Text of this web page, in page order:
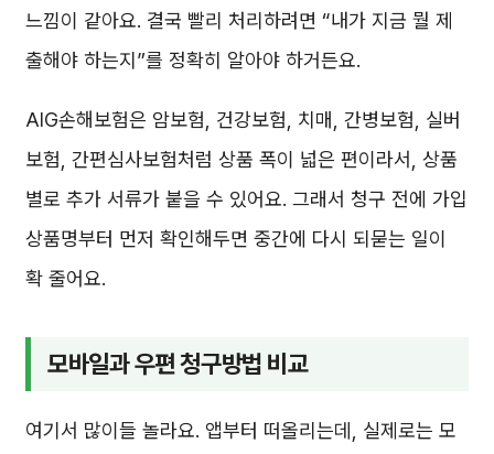
느낌이 같아요. 결국 빨리 처리하려면 “내가 지금 뭘 제
출해야 하는지”를 정확히 알아야 하거든요.
AIG손해보험은 암보험, 건강보험, 치매, 간병보험, 실버
보험, 간편심사보험처럼 상품 폭이 넓은 편이라서, 상품
별로 추가 서류가 붙을 수 있어요. 그래서 청구 전에 가입
상품명부터 먼저 확인해두면 중간에 다시 되묻는 일이
확 줄어요.
모바일과 우편 청구방법 비교
여기서 많이들 놀라요. 앱부터 떠올리는데, 실제로는 모